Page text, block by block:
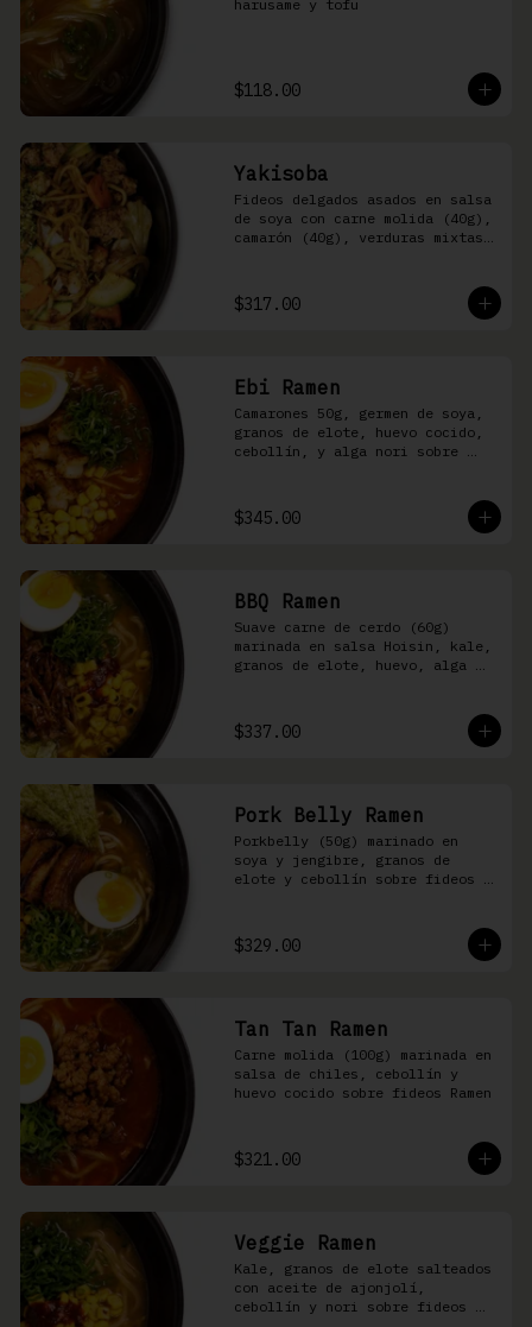
harusame y tofu
$118.00
Yakisoba
Fideos delgados asados en salsa
de soya con carne molida (40g),
camarón (40g), verduras mixtas
$317.00
Ebi Ramen
Camarones 50g, germen de soya,
granos de elote, huevo cocido,
cebollín, y alga nori sobre
$345.00
BBQ Ramen
Suave carne de cerdo (60g)
marinada en salsa Hoisin, kale,
granos de elote, huevo, alga
cerdo
$337.00
Pork Belly Ramen
Porkbelly (50g) marinado en
soya y jengibre, granos de
elote y cebollín sobre fideos
$329.00
Tan Tan Ramen
Carne molida (100g) marinada en
salsa de chiles, cebollín y
huevo cocido sobre fideos Ramen
$321.00
Veggie Ramen
Kale, granos de elote salteados
con aceite de ajonjolí,
cebollín y nori sobre fideos